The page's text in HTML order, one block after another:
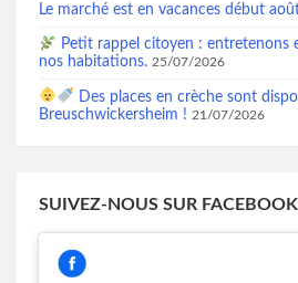
Le marché est en vacances début
Petit rappel citoyen : entretenons
nos habitations. 25/07/2026
Des places en crèche sont
Breuschwickersheim ! 21/07/2026
SUIVEZ-NOUS SUR FACEBOOK